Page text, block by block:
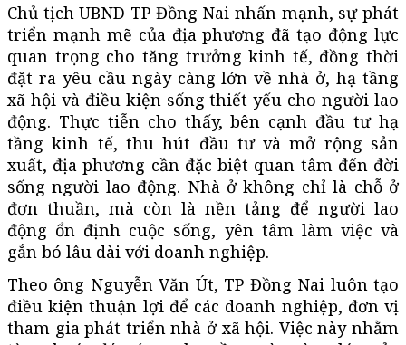
Chủ tịch UBND TP Đồng Nai nhấn mạnh, sự phát
triển mạnh mẽ của địa phương đã tạo động lực
quan trọng cho tăng trưởng kinh tế, đồng thời
đặt ra yêu cầu ngày càng lớn về nhà ở, hạ tầng
xã hội và điều kiện sống thiết yếu cho người lao
động. Thực tiễn cho thấy, bên cạnh đầu tư hạ
tầng kinh tế, thu hút đầu tư và mở rộng sản
xuất, địa phương cần đặc biệt quan tâm đến đời
sống người lao động. Nhà ở không chỉ là chỗ ở
đơn thuần, mà còn là nền tảng để người lao
động ổn định cuộc sống, yên tâm làm việc và
gắn bó lâu dài với doanh nghiệp.
Theo ông Nguyễn Văn Út, TP Đồng Nai luôn tạo
điều kiện thuận lợi để các doanh nghiệp, đơn vị
tham gia phát triển nhà ở xã hội. Việc này nhằm